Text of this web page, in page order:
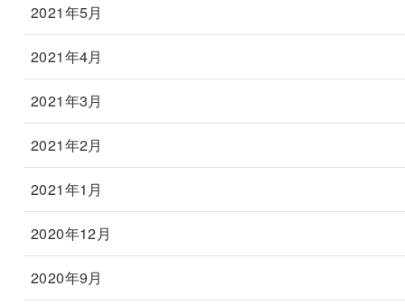
2021年5月
2021年4月
2021年3月
2021年2月
2021年1月
2020年12月
2020年9月